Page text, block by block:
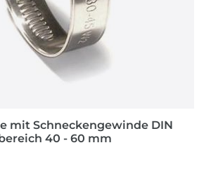
mit Schneckengewinde DIN
40 - 60 mm